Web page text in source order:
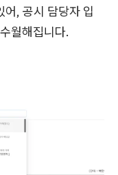
어, 공시 담당자 입
월해집니다.